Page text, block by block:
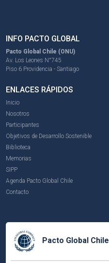
INFO PACTO GLOBAL
Pacto Global Chile (ONU)
Av. Los Leones N°745
Piso 6 Providencia - Santiago
ENLACES RÁPIDOS
Inicio
Nosotros
Participantes
Objetivos de Desarrollo Sostenible
Biblioteca
Memorias
SIPP
Agenda Pacto Global Chile
Contacto
Pacto Global Chile